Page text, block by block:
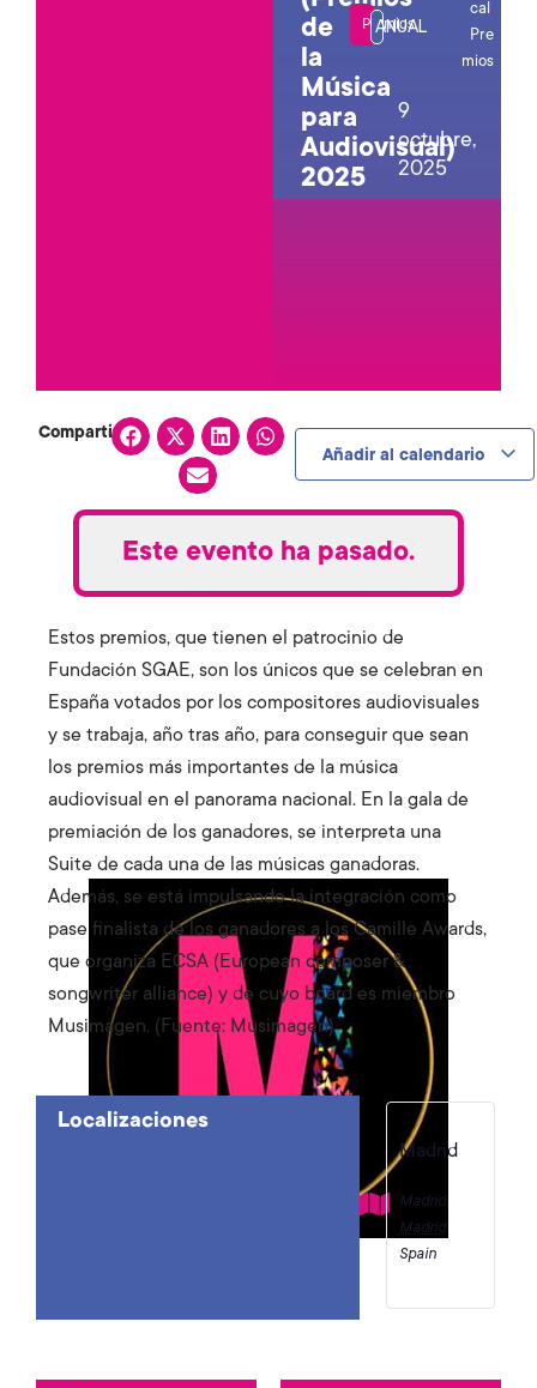
de
la
Música
para
Audiovisual)
2025
Premios
ANUAL
9
octubre,
2025
cal,
Pre
mios
Compartir:
Añadir al calendario
Este evento ha pasado.
Estos premios, que tienen el patrocinio de
Fundación SGAE, son los únicos que se celebran en
España votados por los compositores audiovisuales
y se trabaja, año tras año, para conseguir que sean
los premios más importantes de la música
audiovisual en el panorama nacional. En la gala de
premiación de los ganadores, se interpreta una
Suite de cada una de las músicas ganadoras.
Además, se está impulsando la integración como
pase finalista de los ganadores a los Camille Awards,
que organiza ECSA (European composer &
songwriter alliance) y de cuyo board es miembro
Musimagen. (Fuente: Musimagen)
Localizaciones
Madrid
Madrid,
Madrid
Spain